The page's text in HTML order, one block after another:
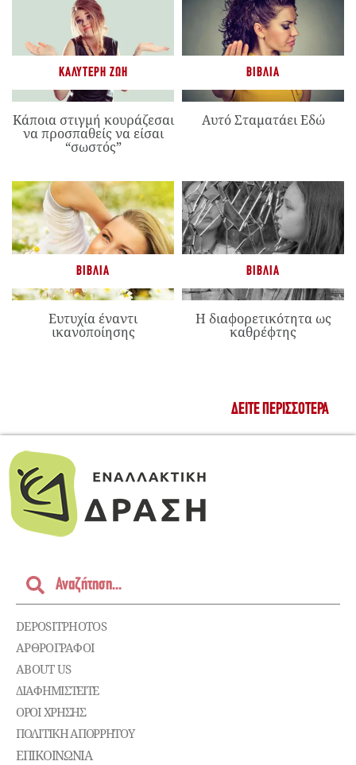
ΚΑΛΎΤΕΡΗ ΖΩΉ
Κάποια στιγμή κουράζεσαι
να προσπαθείς να είσαι
“σωστός”
ΒΙΒΛΊΑ
Αυτό Σταματάει Εδώ
ΒΙΒΛΊΑ
Ευτυχία έναντι
ικανοποίησης
ΒΙΒΛΊΑ
Η διαφορετικότητα ως
καθρέφτης
ΔΕΊΤΕ ΠΕΡΙΣΣΌΤΕΡΑ
DEPOSITPHOTOS
ΑΡΘΡΟΓΡΑΦΟΙ
ABOUT US
ΔΙΑΦΗΜΙΣΤΕΊΤΕ
ΌΡΟΙ ΧΡΉΣΗΣ
ΠΟΛΙΤΙΚΉ ΑΠΟΡΡΉΤΟΥ
ΕΠΙΚΟΙΝΩΝΊΑ